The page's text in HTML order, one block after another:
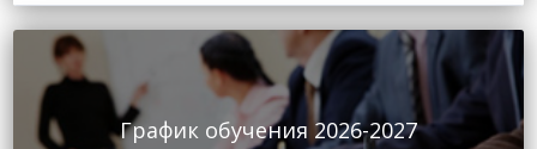
График обучения 2026-2027